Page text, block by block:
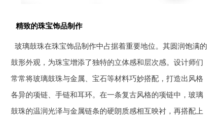
精致的珠宝饰品制作
玻璃鼓珠在珠宝饰品制作中占据着重要地位。其圆润饱满的
鼓形外观，为珠宝增添了独特的立体感和层次感。设计师们
常常将玻璃鼓珠与金属、宝石等材料巧妙搭配，打造出风格
各异的项链、手链和耳环。在一条复古风格的项链中，玻璃
鼓珠的温润光泽与金属链条的硬朗质感相互映衬，再搭配上